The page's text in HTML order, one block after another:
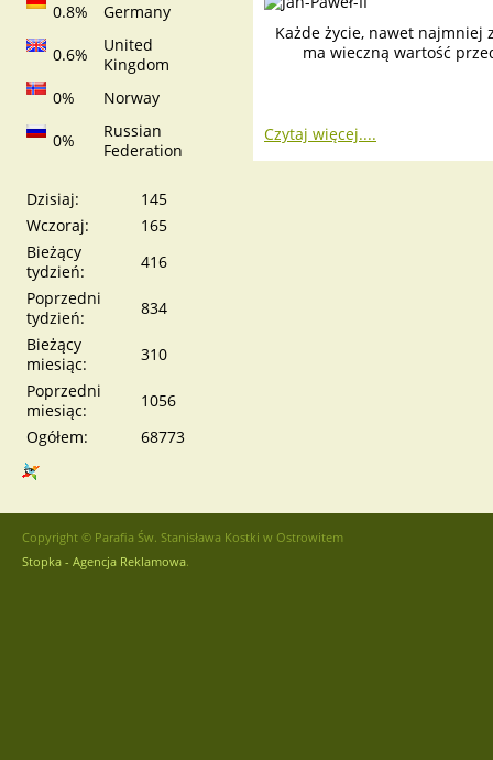
0.8%
Germany
0.6%
United
Kingdom
0%
Norway
0%
Russian
Federation
Dzisiaj:
145
Wczoraj:
165
Bieżący
tydzień:
416
Poprzedni
tydzień:
834
Bieżący
miesiąc:
310
Poprzedni
miesiąc:
1056
Ogółem:
68773
Każde życie, nawet najmniej
ma wieczną wartość
Czytaj więcej....
Copyright © Parafia Św. Stanisława Kostki w Ostrowitem
Stopka - Agencja Reklamowa.